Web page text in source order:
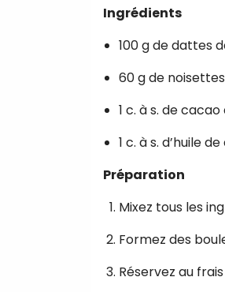
Ingrédients
100 g de dattes
60 g de
1 c. à s. de
1 c. à s. d’huile
Préparation
Mixez tous les
Formez des
Réservez au